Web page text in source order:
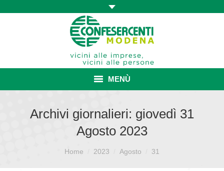
MENÙ
ASSOCIAZIONE
ISCRIZIONE E VANTAGGI
Archivi giornalieri: giovedì 31
Agosto 2023
Home 2023 Agosto 31